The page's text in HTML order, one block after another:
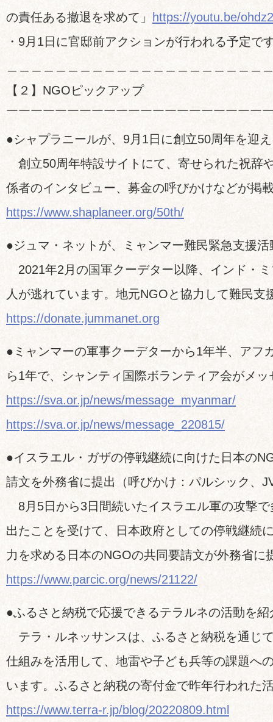
の責任ある撤退を求めて」
https://youtu.be/
・9月1日に官邸前アクションが行われる予定で
【２】NGOピックアップ
￣￣￣￣￣￣￣￣￣￣￣￣￣￣￣￣￣￣￣￣￣
●シャプラニールが、9月1日に創立50周年を迎
創立50周年特設サイトにて、寄せられた祝辞
係者のインタビュー、募金の呼びかけなどが掲
https://www.shaplaneer.org/50th/
●ジュマ・ネットが、ミャンマー難民緊急支援活
2021年2月の国軍クーデター以降、インド・
人が逃れています。地元NGOと協力して難民支
https://donate.jummanet.org
●ミャンマーの軍事クーデターから1年半、アフ
ら1年で、シャンティ国際ボランティア会がメ
https://sva.or.jp/news/message_myanmar/
https://sva.or.jp/news/message_220815/
●イスラエル・ガザの停戦継続に向けた日本の
請文を外務省に提出（呼びかけ：パルシック、
8月5日から3日間続いたイスラエル軍の攻撃で
出たことを受けて、日本政府としての停戦継続
力を求める日本のNGOの共同要請文が外務省に
https://www.parcic.org/news/21122/
●ふるさと納税で応援できるテラルネの活動を紹
テラ・ルネッサンスは、ふるさと納税を通じ
仕組みを活用して、地雷や子ども兵等の課題へ
います。ふるさと納税の寄付金で昨年行われた
https://www.terra-r.jp/blog/20220809.html